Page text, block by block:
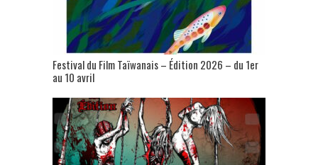
Festival du Film Taïwanais – Édition 2026 – du 1er
au 10 avril